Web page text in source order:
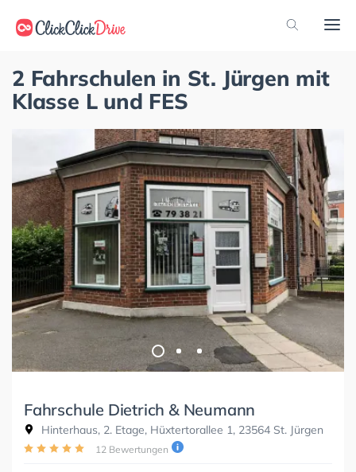
2 Fahrschulen in St. Jürgen mit
Klasse L und FES
Fahrschule Dietrich & Neumann
Hinterhaus, 2. Etage, Hüxtertorallee 1, 23564 St. Jürgen
12 Bewertungen